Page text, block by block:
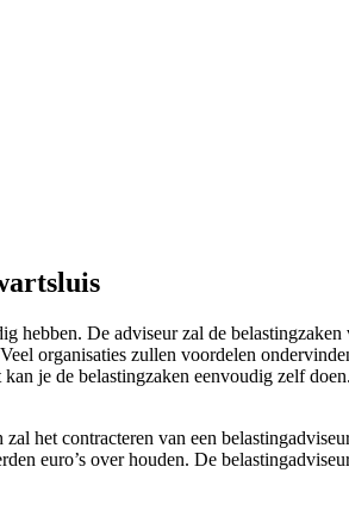
De adviseur zal de
organisaties zullen voordelen
je de belastingzaken eenvoudig zelf
het contracteren van een
euro’s over houden. De